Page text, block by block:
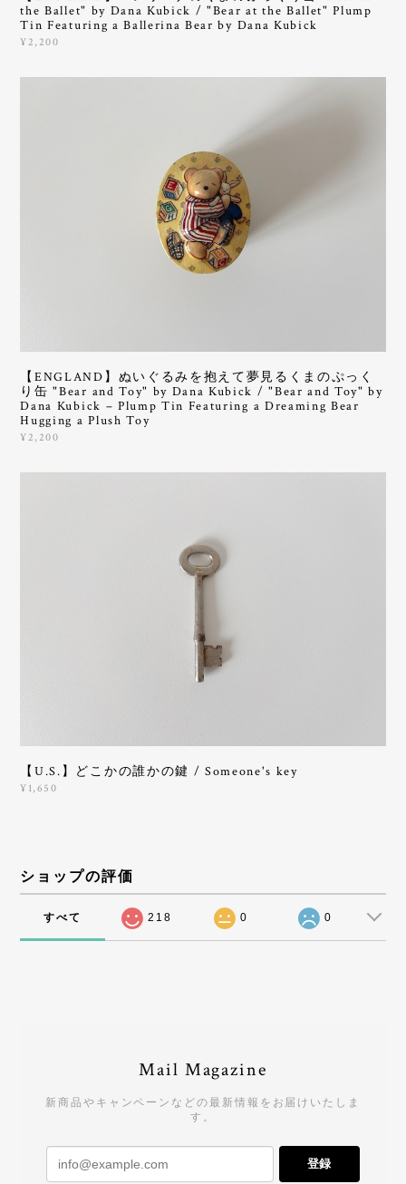
the Ballet" by Dana Kubick / "Bear at the Ballet" Plump
Tin Featuring a Ballerina Bear by Dana Kubick
¥2,200
【ENGLAND】ぬいぐるみを抱えて夢見るくまのぷっく
り缶 "Bear and Toy" by Dana Kubick / "Bear and Toy" by
Dana Kubick – Plump Tin Featuring a Dreaming Bear
Hugging a Plush Toy
¥2,200
【U.S.】どこかの誰かの鍵 / Someone's key
¥1,650
ショップの評価
すべて 218 0 0
Mail Magazine
新商品やキャンペーンなどの最新情報をお届けいたしま
す。
登録